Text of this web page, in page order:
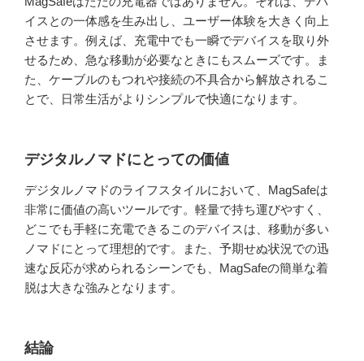
イスとの一体感を生み出し、ユーザー体験を大きく向上
させます。例えば、充電中でも一瞬でデバイスを取り外
せるため、急な移動が必要なときにもスムーズです。ま
た、ケーブルのもつれや接続の不具合から解放されるこ
とで、日常生活がよりシンプルで快適になります。
デジタルノマドにとっての価値
デジタルノマドのライフスタイルにおいて、MagSafeは
非常に価値の高いツールです。軽量で持ち運びやすく、
どこでも手軽に充電できるこのデバイスは、移動が多い
ノマドにとって理想的です。また、予期せぬ状況での迅
速な反応が求められるシーンでも、MagSafeの簡単な着
脱は大きな強みとなります。
結論